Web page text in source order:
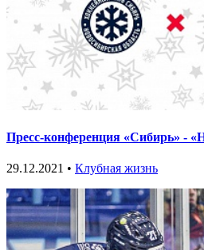
Пресс-конференция «Сибирь» -
29.12.2021 • Клубная жизнь